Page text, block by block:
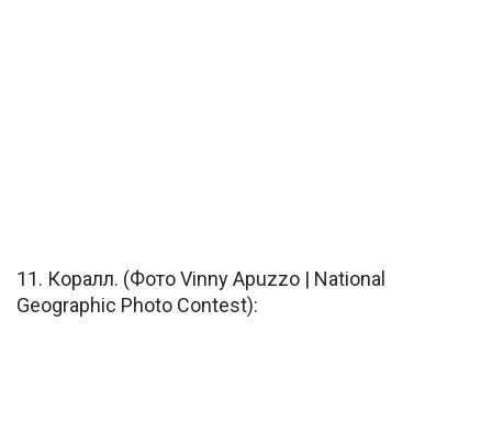
11. Коралл. (Фото Vinny Apuzzo | National
Geographic Photo Contest):